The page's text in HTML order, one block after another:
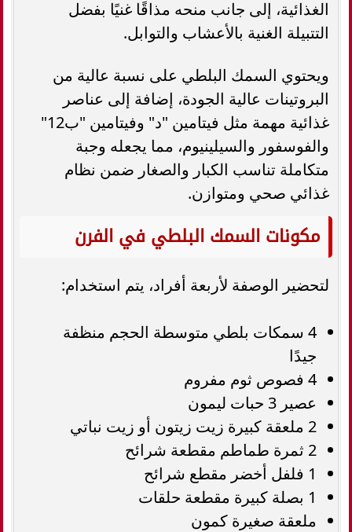
الغذائية، إلى جانب منحه مذاقًا غنيًا بفضل
التتبيلة الغنية بالأعشاب والتوابل.
ويحتوي السمك البلطي على نسبة عالية من
البروتينات عالية الجودة، إضافة إلى عناصر
غذائية مهمة مثل فيتامين "د" وفيتامين "ب12"
والفوسفور والسيلينيوم، مما يجعله وجبة
متكاملة تناسب الكبار والصغار ضمن نظام
غذائي صحي ومتوازن.
مكونات السمك البلطي في الفرن
لتحضير الوصفة لأربعة أفراد، يتم استخدام:
4 سمكات بلطي متوسطة الحجم منظفة
جيدًا
4 فصوص ثوم مفروم
عصير 3 حبات ليمون
2 ملعقة كبيرة زيت زيتون أو زيت نباتي
2 ثمرة طماطم مقطعة شرائح
1 فلفل أخضر مقطع شرائح
1 بصلة كبيرة مقطعة حلقات
ملعقة صغيرة كمون